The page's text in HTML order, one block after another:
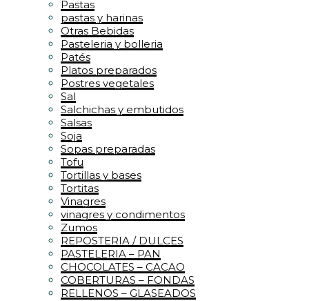
Pastas
pastas y harinas
Otras Bebidas
Pasteleria y bolleria
Patés
Platos preparados
Postres vegetales
Sal
Salchichas y embutidos
Salsas
Soja
Sopas preparadas
Tofu
Tortillas y bases
Tortitas
Vinagres
vinagres y condimentos
Zumos
REPOSTERIA / DULCES
PASTELERIA – PAN
CHOCOLATES – CACAO
COBERTURAS – FONDAS
RELLENOS – GLASEADOS